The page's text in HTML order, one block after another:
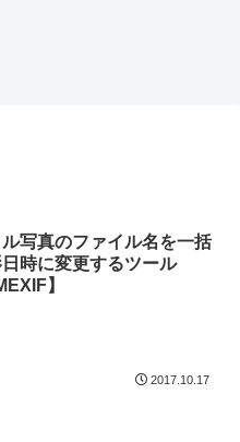
写真のファイル名を一括
時に変更するツール
】
2017.10.17